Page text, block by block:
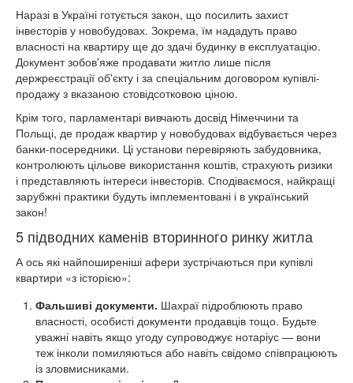
Наразі в Україні готується закон, що посилить захист
інвесторів у новобудовах. Зокрема, їм нададуть право
власності на квартиру ще до здачі будинку в експлуатацію.
Документ зобов'яже продавати житло лише після
держреєстрації об'єкту і за спеціальним договором купівлі-
продажу з вказаною стовідсотковою ціною.
Крім того, парламентарі вивчають досвід Німеччини та
Польщі, де продаж квартир у новобудовах відбувається через
банки-посередники. Ці установи перевіряють забудовника,
контролюють цільове використання коштів, страхують ризики
і представляють інтереси інвесторів. Сподіваємося, найкращі
зарубжні практики будуть імплементовані і в український
закон!
5 підводних каменів вторинного ринку житла
А ось які найпоширеніші афери зустрічаються при купівлі
квартири «з історією»:
Фальшиві документи. Шахраї підроблюють право
власності, особисті документи продавців тощо. Будьте
уважні навіть якщо угоду супроводжує нотаріус — вони
теж інколи помиляються або навіть свідомо співпрацюють
із зловмисниками.